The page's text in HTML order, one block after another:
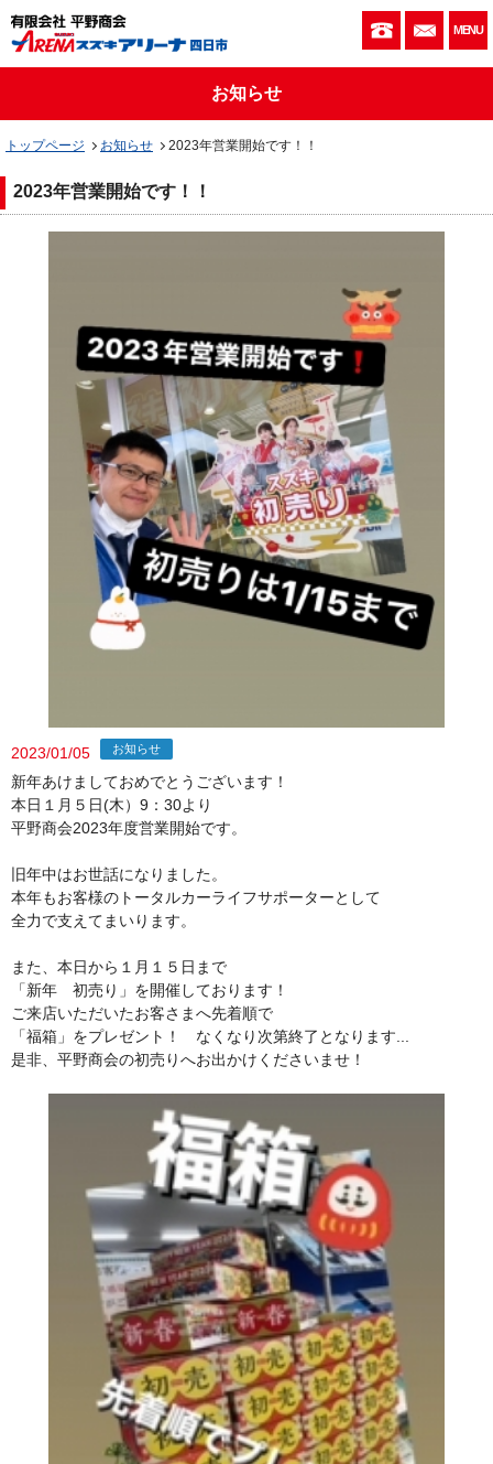
059-333-お問
MENU
お知らせ
トップページ お知らせ 2023年営業開始です！！
2023年営業開始です！！
2023/01/05 お知らせ
新年あけましておめでとうございます！
本日１月５日(木）9：30より
平野商会2023年度営業開始です。
旧年中はお世話になりました。
本年もお客様のトータルカーライフサポーターとして
全力で支えてまいります。
また、本日から１月１５日まで
「新年 初売り」を開催しております！
ご来店いただいたお客さまへ先着順で
「福箱」をプレゼント！ なくなり次第終了となります...
是非、平野商会の初売りへお出かけくださいませ！